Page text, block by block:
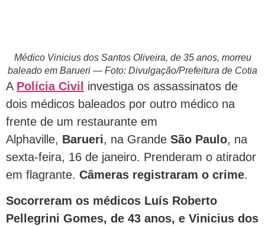
Médico Vinicius dos Santos Oliveira, de 35 anos, morreu
baleado em Barueri — Foto: Divulgação/Prefeitura de Cotia
A Polícia Civil
investiga os assassinatos de
dois médicos baleados por outro médico na
frente de um restaurante em
Alphaville, Barueri, na Grande São Paulo, na
sexta-feira, 16 de janeiro. Prenderam o atirador
em flagrante. Câmeras registraram o crime.
Socorreram os médicos Luís Roberto
Pellegrini Gomes, de 43 anos, e Vinicius dos